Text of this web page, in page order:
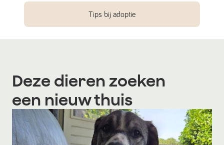
Tips bij adoptie
Deze dieren zoeken
een nieuw thuis